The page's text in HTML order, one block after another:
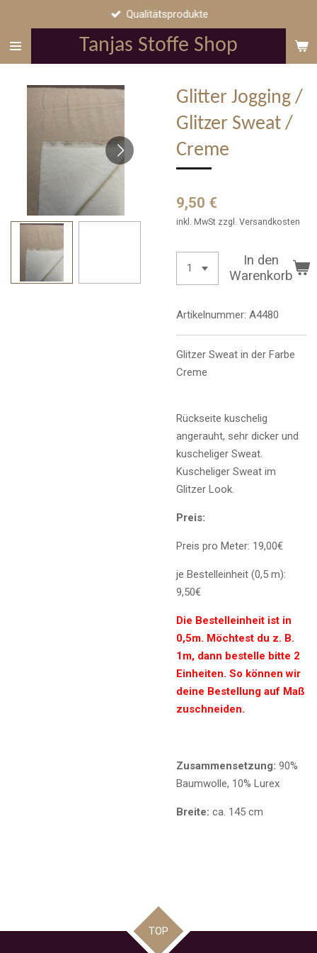
springen
Tanjas Stoffe Shop
Qualitätsprodukte
Glitter Jogging /
Glitzer Sweat /
Creme
9,50 €
inkl. MwSt zzgl. Versandkosten
In den
Warenkorb
Artikelnummer: A4480
Glitzer Sweat in der Farbe
Creme
Rückseite kuschelig
angerauht, sehr dicker und
kuscheliger Sweat.
Kuscheliger Sweat im
Glitzer Look.
Preis:
Preis pro Meter: 19,00€
je Bestelleinheit (0,5 m):
9,50€
Die Bestelleinheit ist in
0,5m. Möchtest du z. B.
1m, dann bestelle bitte 2
Einheiten. So können wir
deine Bestellung auf Maß
zuschneiden.
Zusammensetzung: 90%
Baumwolle, 10% Lurex
Breite: ca. 145 cm
TOP